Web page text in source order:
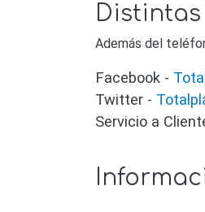
Además del
Facebook -
Twitter -
Servicio a